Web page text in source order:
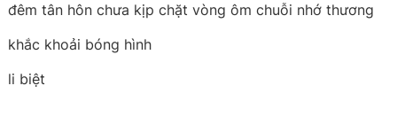
đêm tân hôn chưa kịp chặt vòng ôm chuỗi nhớ thương
khắc khoải bóng hình
li biệt